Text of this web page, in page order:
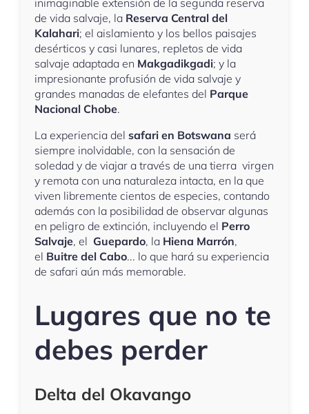
de vida salvaje, la Reserva Central del
Kalahari; el aislamiento y los bellos paisajes
desérticos y casi lunares, repletos de vida
salvaje adaptada en Makgadikgadi; y la
impresionante profusión de vida salvaje y
grandes manadas de elefantes del Parque
Nacional Chobe.
La experiencia del safari en Botswana será
siempre inolvidable, con la sensación de
soledad y de viajar a través de una tierra virgen
y remota con una naturaleza intacta, en la que
viven libremente cientos de especies, contando
además con la posibilidad de observar algunas
en peligro de extinción, incluyendo el Perro
Salvaje, el Guepardo, la Hiena Marrón,
el Buitre del Cabo... lo que hará su experiencia
de safari aún más memorable.
Lugares que no te
debes perder
Delta del Okavango